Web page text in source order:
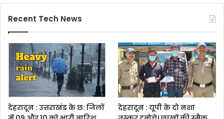
Recent Tech News
देहरादून : उत्तराखंड के छ: जिलों
देहरादून : यूपी के दो नशा